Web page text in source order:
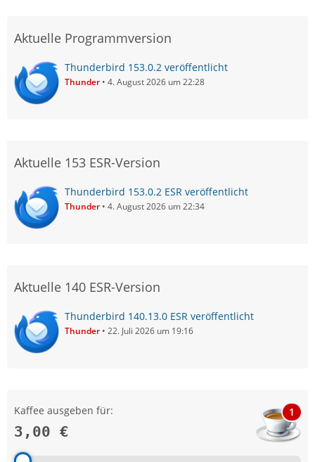
Aktuelle Programmversion
Thunderbird 153.0.2 veröffentlicht
Thunder 4. August 2026 um 22:28
Aktuelle 153 ESR-Version
Thunderbird 153.0.2 ESR veröffentlicht
Thunder 4. August 2026 um 22:34
Aktuelle 140 ESR-Version
Thunderbird 140.13.0 ESR veröffentlicht
Thunder 22. Juli 2026 um 19:16
Kaffee ausgeben für:
3,00 €
1